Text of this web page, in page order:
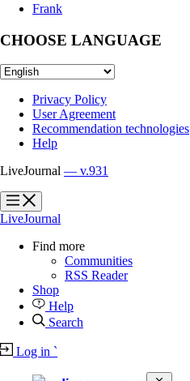
Frank
CHOOSE LANGUAGE
Privacy Policy
User Agreement
Recommendation technologies
Help
LiveJournal — v.931
?
?
LiveJournal
Find more
Communities
RSS Reader
Shop
Help
Search
Log in `